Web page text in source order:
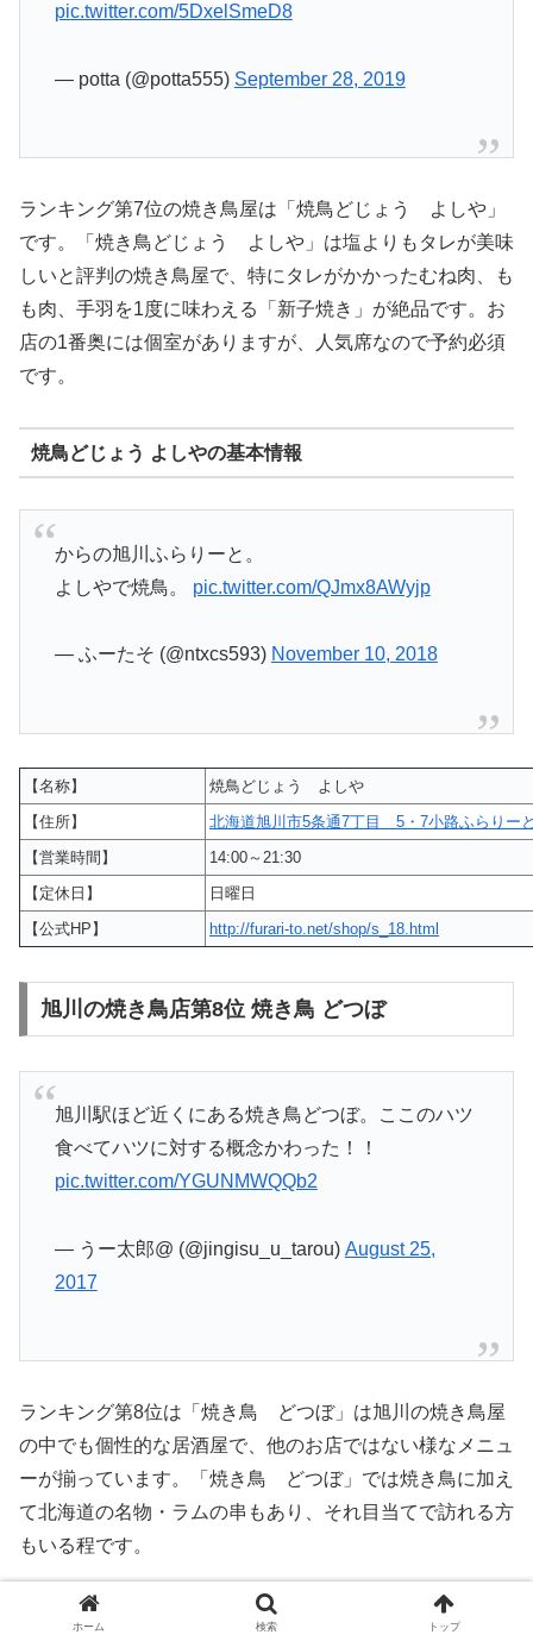
pic.twitter.com/5DxelSmeD8
— potta (@potta555) September 28, 2019
ランキング第7位の焼き鳥屋は「焼鳥どじょう よしや」
です。「焼き鳥どじょう よしや」は塩よりもタレが美味
しいと評判の焼き鳥屋で、特にタレがかかったむね肉、も
も肉、手羽を1度に味わえる「新子焼き」が絶品です。お
店の1番奥には個室がありますが、人気席なので予約必須
です。
焼鳥どじょう よしやの基本情報
からの旭川ふらりーと。
よしやで焼鳥。 pic.twitter.com/QJmx8AWyjp
— ふーたそ (@ntxcs593) November 10, 2018
【名称】
焼鳥どじょう よしや
【住所】
北海道旭川市5条通7丁目 5・7小路ふらりー
【営業時間】
14:00～21:30
【定休日】
日曜日
【公式HP】
http://furari-to.net/shop/s_18.html
旭川の焼き鳥店第8位 焼き鳥 どつぼ
旭川駅ほど近くにある焼き鳥どつぼ。ここのハツ
食べてハツに対する概念かわった！！
pic.twitter.com/YGUNMWQQb2
— うー太郎@ (@jingisu_u_tarou) August 25,
2017
ランキング第8位は「焼き鳥 どつぼ」は旭川の焼き鳥屋
の中でも個性的な居酒屋で、他のお店ではない様なメニュ
ーが揃っています。「焼き鳥 どつぼ」では焼き鳥に加え
て北海道の名物・ラムの串もあり、それ目当てで訪れる方
もいる程です。
焼き鳥 どつぼの基本情報
ホーム 検索 トップ